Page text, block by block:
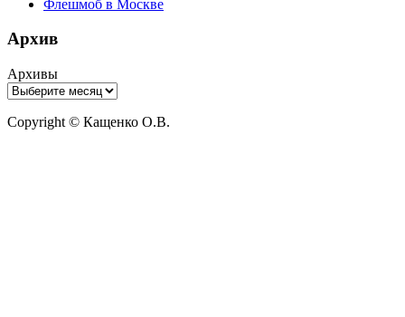
Флешмоб в Москве
Архив
Архивы
Copyright © Кащенко О.В.